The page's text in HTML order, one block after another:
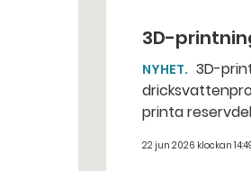
3D-
NYHET
dricksvattenproduktionen vid
printa
22 jun 2026 klockan